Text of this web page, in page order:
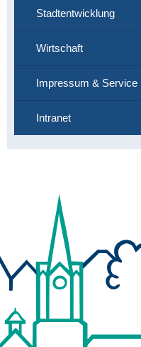
Stadtentwicklung
Wirtschaft
Impressum & Service
Intranet